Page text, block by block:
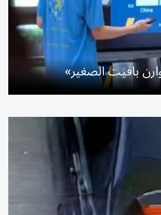
بافيت الصغير»